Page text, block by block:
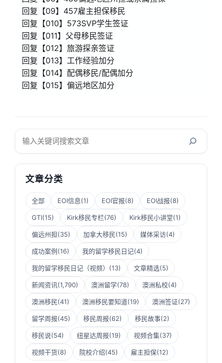
回复【09】457雇主担保移民
回复【010】573SVP学生签证
回复【011】父母移民签证
回复【012】旅游探亲签证
回复【013】工作经验加分
回复【014】配偶移民/配偶加分
回复【015】偏远地区加分
搜
文章分类
全部 EOI信息(1) EOI官报(8) EOI战报(8)
GTI(15) Kirk移民专栏(76) Kirk移民小讲堂(1)
偏远州担(35) 加拿大移民(15) 媒体采访(4)
成功案例(16) 我的留学移民日记(4)
我的留学移民日记（视频） (13) 文章精选(5)
新闻资讯(1,790) 澳洲留学(78) 澳洲私校(4)
澳洲移民(41) 澳洲移民要知道(19) 澳洲签证(27)
留学周报(45) 移民周报(62) 移民故事(2)
移民说(54) 纽星达周报(19) 视频合集(37)
视频干货(8) 院校介绍(45) 雇主担保(12)